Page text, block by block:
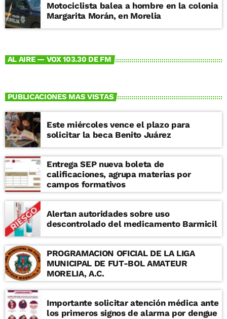
Motociclista balea a hombre en la colonia
Margarita Morán, en Morelia
AL AIRE — VOX 103.30 DE FM
PUBLICACIONES MAS VISTAS
Este miércoles vence el plazo para
solicitar la beca Benito Juárez
Entrega SEP nueva boleta de
calificaciones, agrupa materias por
campos formativos
Alertan autoridades sobre uso
descontrolado del medicamento Barmicil
PROGRAMACION OFICIAL DE LA LIGA
MUNICIPAL DE FUT-BOL AMATEUR
MORELIA, A.C.
Importante solicitar atención médica ante
los primeros signos de alarma por dengue